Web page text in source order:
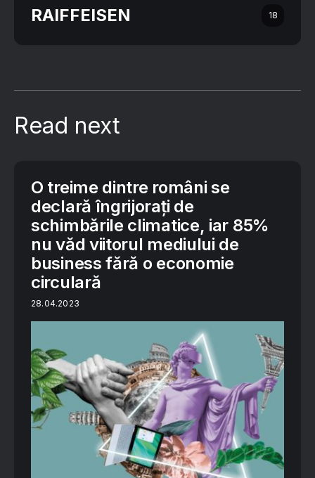
RAIFFEISEN 18
Read next
O treime dintre români se
declară îngrijorați de
schimbările climatice, iar 85%
nu văd viitorul mediului de
business fără o economie
circulară
28.04.2023